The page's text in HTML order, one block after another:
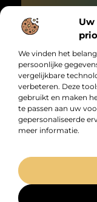
Uw
We vinden het
persoonlijke
vergelijkbare
verbeteren. Deze
gebruikt en maken
te passen aan uw
gepersonaliseerde
meer informatie.
Bericht
@2025 All